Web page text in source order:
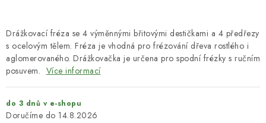
RUČNÍ NÁŘADÍ, PŘÍPRAVKY
STROJE
KONTAKTY
Drážkovací fréza se 4 výměnnými břitovými destičkami a 4 předřezy
s ocelovým tělem. Fréza je vhodná pro frézování dřeva rostlého i
aglomerovaného. Drážkovačka je určena pro spodní frézky s ručním
posuvem. Více informací
do 3 dnů v e-shopu
14.8.2026